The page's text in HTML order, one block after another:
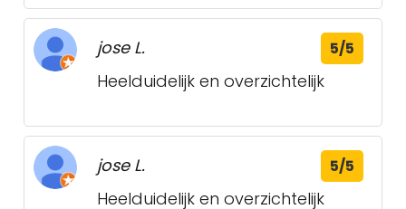
jose L. 5/5
Heelduidelijk en overzichtelijk
jose L. 5/5
Heelduidelijk en overzichtelijk